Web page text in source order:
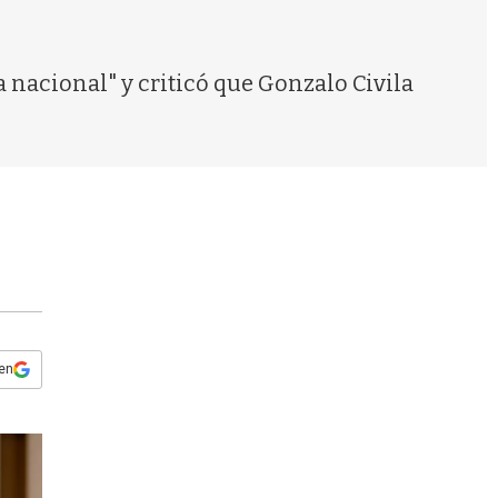
nacional" y criticó que Gonzalo Civila